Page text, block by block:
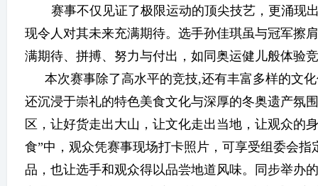
赛事不仅见证了极限运动的顶尖技艺，更涌现
现令人对其未来充满期待。选手孙佳琪虽与冠军
满期待、拼搏、努力与付出，如同奥运健儿般体验
本次赛事除了高水平的竞技,还有丰富多样的文
还沉浸于崇礼的特色美食文化与深厚的冬奥遗产氛
区，让好货走出大山，让文化走出当地，让观众的
食”中，观众凭赛事现场打卡照片，可享受组委会
品，也让选手和观众得以品尝地道风味。同步举办